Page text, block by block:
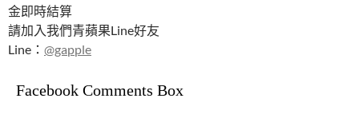
金即時結算
請加入我們青蘋果Line好友
Line： @gapple
Facebook Comments Box